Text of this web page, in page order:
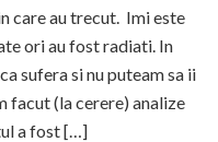
care au trecut. Imi este
ori au fost radiati. In
sufera si nu puteam sa ii
facut (la cerere) analize
a fost […]